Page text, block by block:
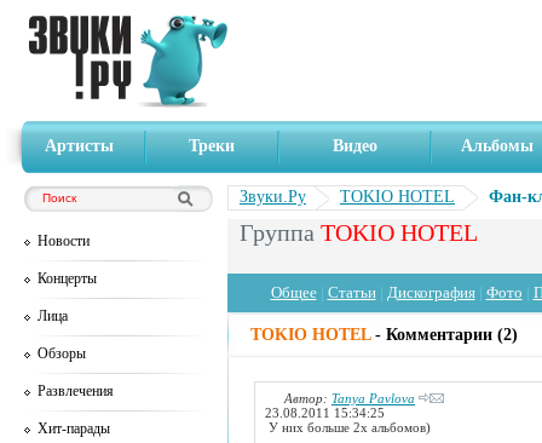
Артисты Треки Видео Альбомы
Новости
Концерты
Лица
Обзоры
Развлечения
Хит-парады
Звуки.Ру TOKIO HOTEL Фан-
Группа TOKIO HOTEL
Общее| Статьи| Дискография| Фото
TOKIO HOTEL- Комментарии (2)
Автор: Tanya Pavlova
23.08.2011 15:34:25
У них больше 2х альбомов)